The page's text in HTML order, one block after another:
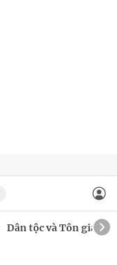
Dân tộc và Tôn giáo